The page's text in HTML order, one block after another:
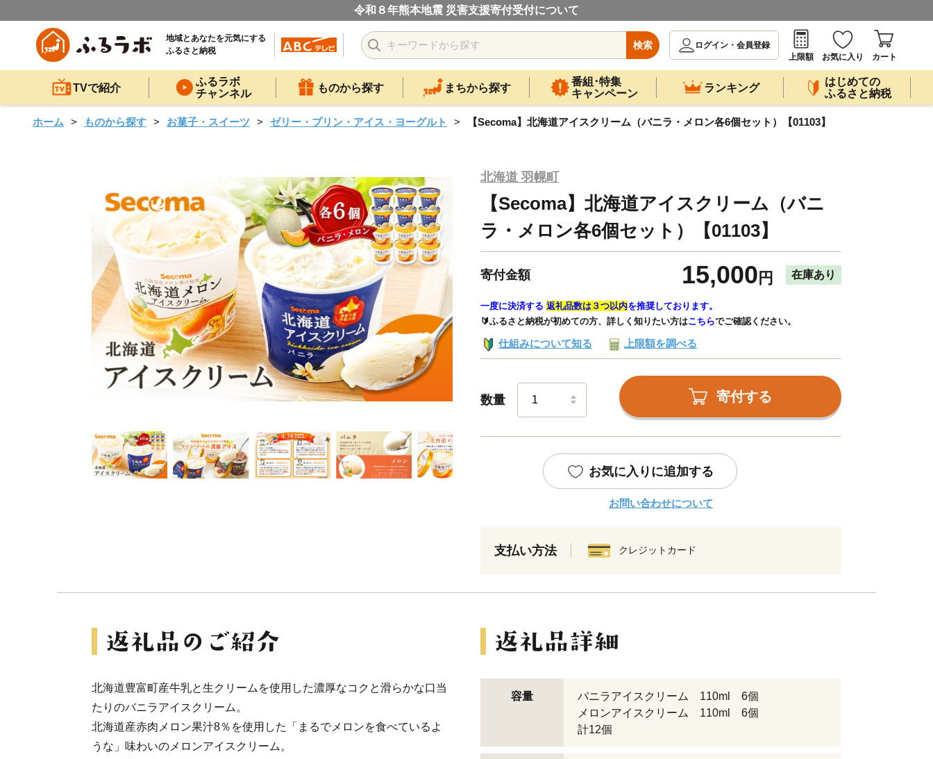
令和８年熊本地震 災害支援寄付受付について
地域とあなたを元気にする
ふるさと納税
検索
ログイン・会員登録
上限額
お気に入り カート
TVで紹介
ふるラボ
チャンネル
ものから探す まちから探す
番組･特集
キャンペーン
ランキング
はじめての
ふるさと納税
ホーム ものから探す お菓子・スイーツ ゼリー・プリン・アイス・ヨーグルト 【Secoma】北海道アイスクリーム（バニラ・メロン各6個セット）【01103】
北海道 羽幌町
【Secoma】北海道アイスクリーム（バニ
ラ・メロン各6個セット）【01103】
寄付金額 15,000 円 在庫あり
一度に決済する 返礼品数は３つ以内を推奨しております。
🔰ふるさと納税が初めての方、詳しく知りたい方はこちらでご確認ください。
仕組みについて知る 上限額を調べる
数量 寄付する
お気に入りに追加する
お問い合わせについて
支払い方法 クレジットカード
北海道豊富町産牛乳と生クリームを使用した濃厚なコクと滑らかな口当
たりのバニラアイスクリーム。
北海道産赤肉メロン果汁8％を使用した「まるでメロンを食べているよ
うな」味わいのメロンアイスクリーム。
容量
バニラアイスクリーム 110ml 6個
メロンアイスクリーム 110ml 6個
計12個